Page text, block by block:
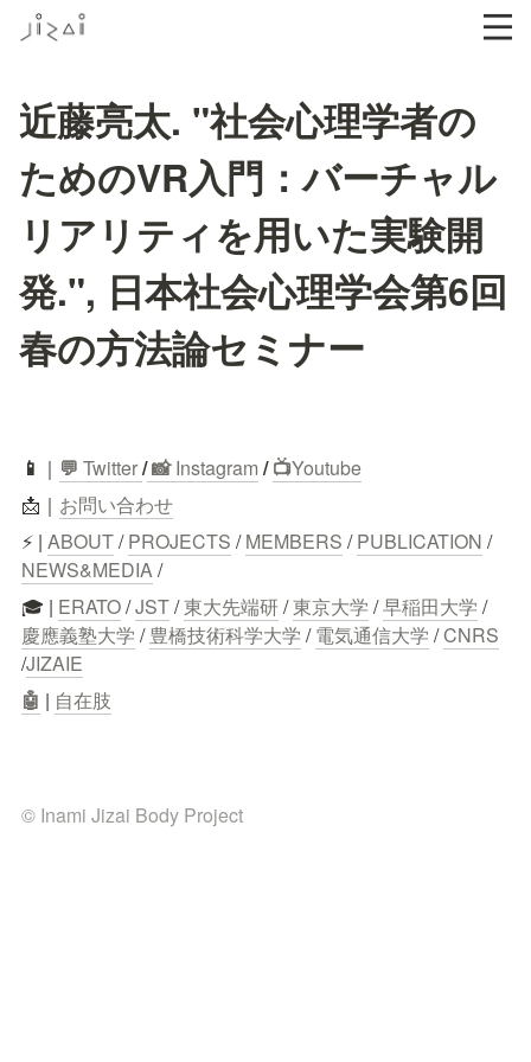
近藤亮太. "社会心理学者の
ためのVR入門：バーチャル
リアリティを用いた実験開
発.", 日本社会心理学会第6回
春の方法論セミナー
📱 ｜ 💬 Twitter/ 📸 Instagram / 📺Youtube
📩｜ お問い合わせ
⚡ | ABOUT / PROJECTS / MEMBERS / PUBLICATION /
NEWS&MEDIA /
🎓 | ERATO / JST / 東大先端研 / 東京大学 / 早稲田大学 /
慶應義塾大学 / 豊橋技術科学大学 / 電気通信大学 / CNRS
/JIZAIE
🤖 | 自在肢
© Inami Jizai Body Project